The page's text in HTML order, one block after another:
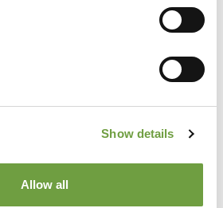
Show details
Allow all